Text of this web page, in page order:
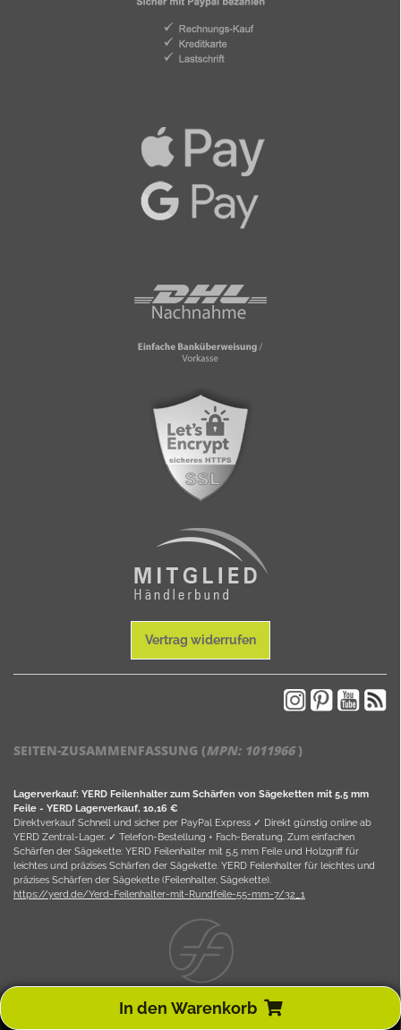
In den Warenkorb
Vertrag widerrufen
SEITEN-ZUSAMMENFASSUNG (MPN: 1011966)
Lagerverkauf: YERD Feilenhalter zum Schärfen von Sägeketten mit 5,5 mm
Feile - YERD Lagerverkauf, 10,16 €
Direktverkauf Schnell und sicher per PayPal Express ✓ Direkt günstig online ab
YERD Zentral-Lager. ✓ Telefon-Bestellung + Fach-Beratung. Zum einfachen
Schärfen der Sägekette: YERD Feilenhalter mit 5,5 mm Feile und Holzgriff für
leichtes und präzises Schärfen der Sägekette. YERD Feilenhalter für leichtes und
präzises Schärfen der Sägekette (Feilenhalter, Sägekette).
https://yerd.de/Yerd-Feilenhalter-mit-Rundfeile-55-mm-7/32_1
www.fischer-lahr.de|www.yerd.de